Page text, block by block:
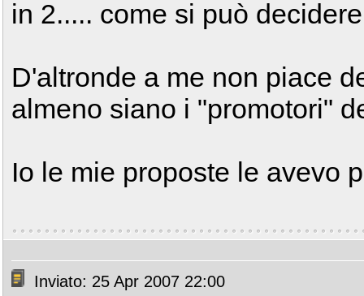
in 2..... come si può
D'altronde a me non piace
almeno siano i "promotori"
Io le mie proposte le avevo
Inviato: 25 Apr 2007 22:00